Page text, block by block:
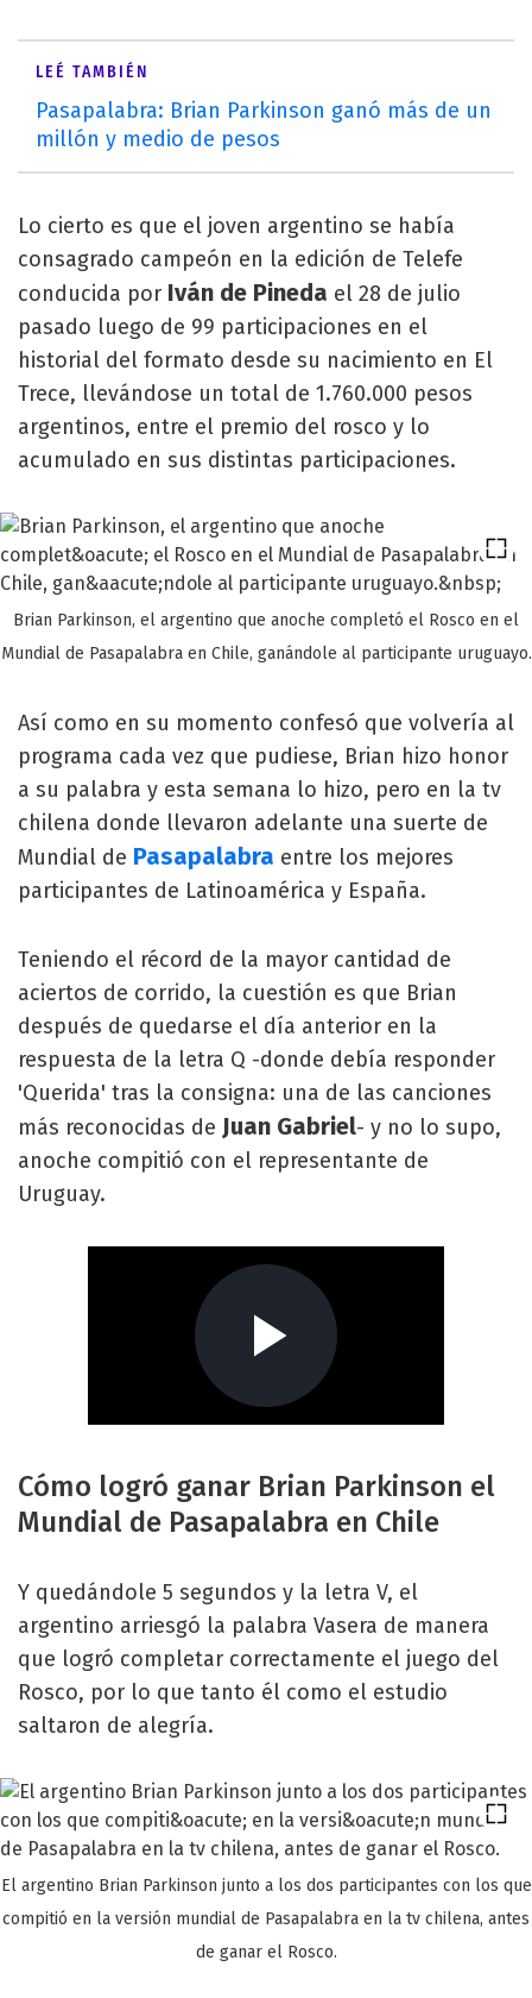
LEÉ TAMBIÉN
Pasapalabra: Brian Parkinson ganó más de un
millón y medio de pesos
Lo cierto es que el joven argentino se había
consagrado campeón en la edición de Telefe
conducida por Iván de Pineda el 28 de julio
pasado luego de 99 participaciones en el
historial del formato desde su nacimiento en El
Trece, llevándose un total de 1.760.000 pesos
argentinos, entre el premio del rosco y lo
acumulado en sus distintas participaciones.
Brian Parkinson, el argentino que anoche completó el Rosco en el
Mundial de Pasapalabra en Chile, ganándole al participante uruguayo.
Así como en su momento confesó que volvería al
programa cada vez que pudiese, Brian hizo honor
a su palabra y esta semana lo hizo, pero en la tv
chilena donde llevaron adelante una suerte de
Mundial de Pasapalabra entre los mejores
participantes de Latinoamérica y España.
Teniendo el récord de la mayor cantidad de
aciertos de corrido, la cuestión es que Brian
después de quedarse el día anterior en la
respuesta de la letra Q -donde debía responder
'Querida' tras la consigna: una de las canciones
más reconocidas de Juan Gabriel- y no lo supo,
anoche compitió con el representante de
Uruguay.
Cómo logró ganar Brian Parkinson el
Mundial de Pasapalabra en Chile
Y quedándole 5 segundos y la letra V, el
argentino arriesgó la palabra Vasera de manera
que logró completar correctamente el juego del
Rosco, por lo que tanto él como el estudio
saltaron de alegría.
El argentino Brian Parkinson junto a los dos participantes con los que
compitió en la versión mundial de Pasapalabra en la tv chilena, antes
de ganar el Rosco.